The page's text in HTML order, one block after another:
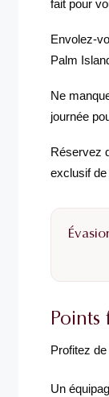
fait pour
Envolez-
Palm
Ne
journée
Réservez
exclusif
Points
Profitez
Un